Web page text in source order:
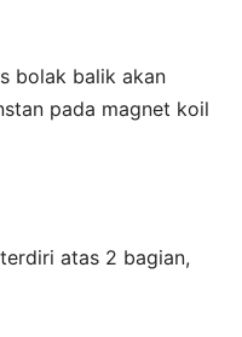
bolak balik akan
pada magnet koil
atas 2 bagian,